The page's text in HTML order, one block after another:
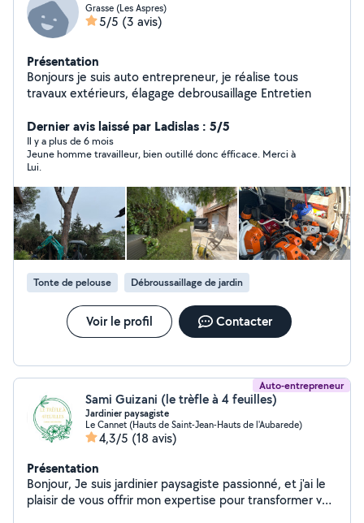
Grasse (Les Aspres)
5/5 (3 avis)
Présentation
Bonjours je suis auto entrepreneur, je réalise tous
travaux extérieurs, élagage debrousaillage Entretien
Dernier avis laissé par Ladislas : 5/5
Il y a plus de 6 mois
Jeune homme travailleur, bien outillé donc éfficace. Merci à
Lui.
Tonte de pelouse Débroussaillage de jardin
Voir le profil Contacter
Auto-entrepreneur
Sami Guizani (le trèfle à 4 feuilles)
Jardinier paysagiste
Le Cannet (Hauts de Saint-Jean-Hauts de l'Aubarede)
4,3/5 (18 avis)
Présentation
Bonjour, Je suis jardinier paysagiste passionné, et j'ai le
plaisir de vous offrir mon expertise pour transformer vos